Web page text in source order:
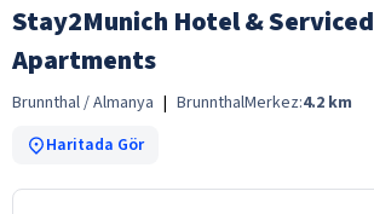
Stay2Munich Hotel & Serviced
Apartments
Brunnthal / Almanya | BrunnthalMerkez:4.2 km
Haritada Gör